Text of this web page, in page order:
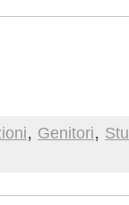
, Genitori,